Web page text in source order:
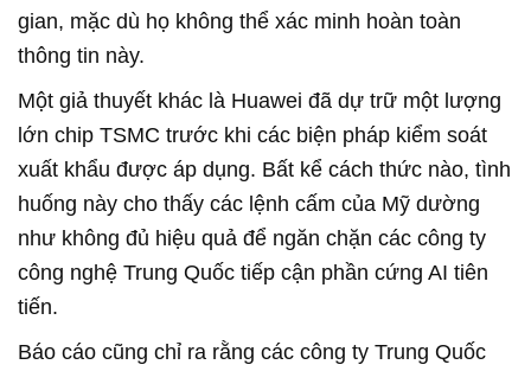
gian, mặc dù họ không thể xác minh hoàn toàn
thông tin này.
Một giả thuyết khác là Huawei đã dự trữ một lượng
lớn chip TSMC trước khi các biện pháp kiểm soát
xuất khẩu được áp dụng. Bất kể cách thức nào, tình
huống này cho thấy các lệnh cấm của Mỹ dường
như không đủ hiệu quả để ngăn chặn các công ty
công nghệ Trung Quốc tiếp cận phần cứng AI tiên
tiến.
Báo cáo cũng chỉ ra rằng các công ty Trung Quốc